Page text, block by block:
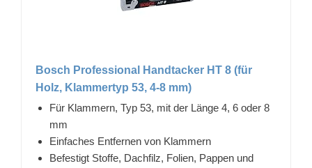
Bosch Professional Handtacker HT 8 (für
Holz, Klammertyp 53, 4-8 mm)
Für Klammern, Typ 53, mit der Länge 4, 6 oder 8
mm
Einfaches Entfernen von Klammern
Befestigt Stoffe, Dachfilz, Folien, Pappen und